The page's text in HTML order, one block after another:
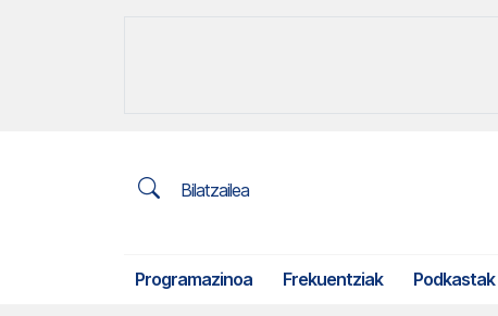
Bilatzailea
Programazinoa Frekuentziak Podkastak